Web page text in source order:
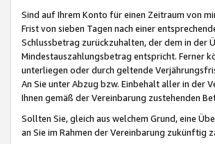
Sind auf Ihrem Konto für einen Zeitraum von
Frist von sieben Tagen nach einer
Schlussbetrag zurückzuhalten, der dem in der
Mindestauszahlungsbetrag entspricht. Ferner
unterliegen oder durch geltende
An Sie unter Abzug bzw. Einbehalt aller in der
Ihnen gemäß der Vereinbarung zustehenden
Sollten Sie, gleich aus welchem Grund, eine
an Sie im Rahmen der Vereinbarung zukünftig